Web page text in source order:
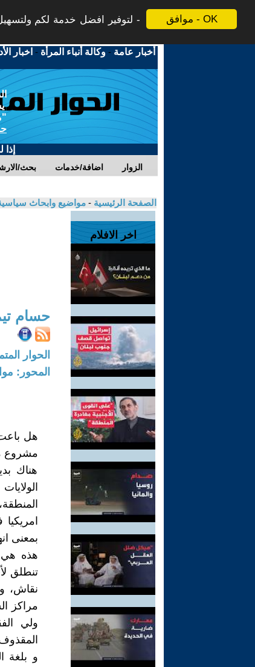
موافق - OK
لتوفير افضل خدمة لكم
أخبار عامة -وكالة أنباء المرأة - اخبار
بحث/ اضافة/خدمات الزوار
الصفحة الرئيسية - مواضيع وابحاث
اخر الافلام
حسام
الحوار المتمدن-العدد:
المحور:
هل
مشروع
هناك
بمعنى
هذه هي
تنطلق
نقاش،
مراكز
ولي
و بلغة